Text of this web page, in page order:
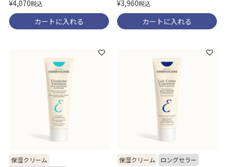
¥4,070税込
カートに入れる
¥3,960税込
カートに入れる
保湿クリーム
保湿クリーム ロングセラー